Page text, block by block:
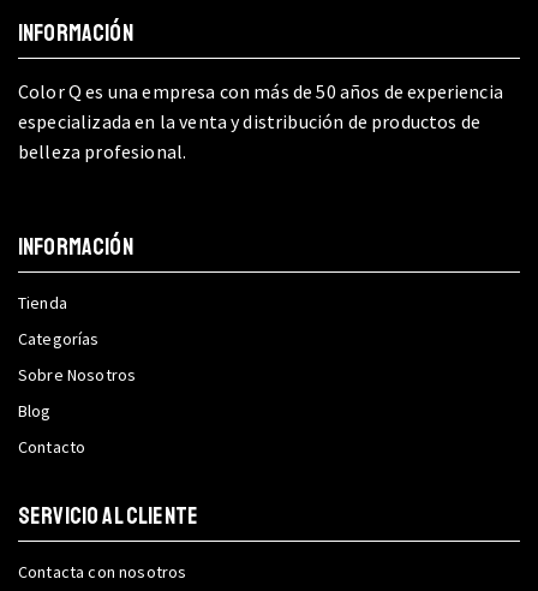
INFORMACIÓN
Color Q es una empresa con más de 50 años de experiencia
especializada en la venta y distribución de productos de
belleza profesional.
INFORMACIÓN
Tienda
Categorías
Sobre Nosotros
Blog
Contacto
SERVICIO AL CLIENTE
Contacta con nosotros